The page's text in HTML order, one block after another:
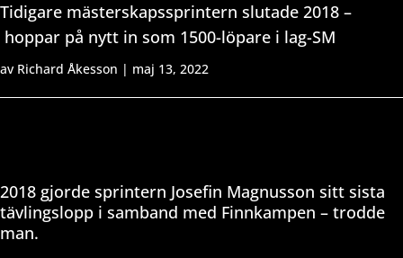
Tidigare mästerskapssprintern slutade 2018 –
hoppar på nytt in som 1500-löpare i lag-SM
av Richard Åkesson | maj 13, 2022
2018 gjorde sprintern Josefin Magnusson sitt sista
tävlingslopp i samband med Finnkampen – trodde
man.